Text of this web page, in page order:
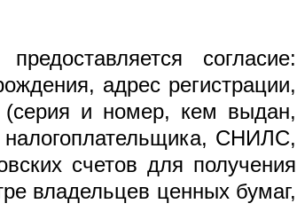
согласие:
адрес регистрации,
(серия и номер, кем выдан,
СНИЛС,
счетов для получения
владельцев ценных бумаг,